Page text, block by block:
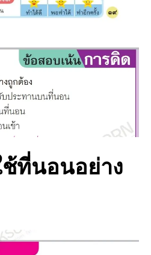
ช้ที่นอนอย่าง